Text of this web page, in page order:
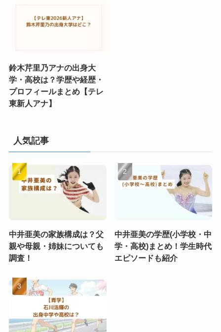
鈴木芹里乃アナの出身大
学・高校は？学歴や経歴・
プロフィールまとめ【テレ
東新人アナ】
人気記事
中井亜美の家族構成は？父
親や母親・姉妹についても
調査！
中井亜美の学歴(小学校・中
学・高校)まとめ！学生時代
エピソードも紹介